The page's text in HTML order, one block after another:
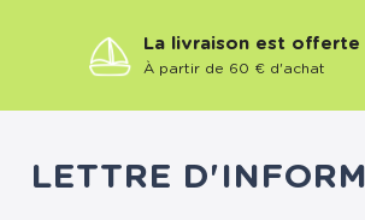
La livraison est offerte
À partir de 60 € d'achat
LETTRE